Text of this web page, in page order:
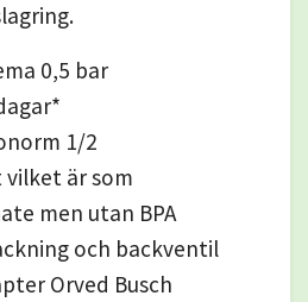
0,5 bar
1/2
är som
men utan BPA
och backventil
Orved Busch